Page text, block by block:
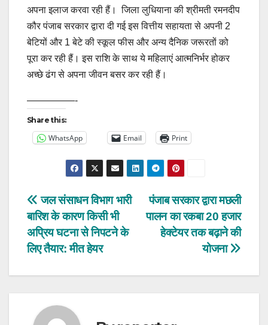
अपना इलाज करवा रही हैं। जिला लुधियाना की श्रीमती रमनदीप
कौर पंजाब सरकार द्वारा दी गई इस वित्तीय सहायता से अपनी 2
बेटियों और 1 बेटे की स्कूल फीस और अन्य दैनिक जरूरतों को
पूरा कर रही हैं। इस राशि के साथ ये महिलाएं आत्मनिर्भर होकर
अच्छे ढंग से अपना जीवन बसर कर रही हैं।
—————-
Share this:
WhatsApp Email Print
Post
navigation
पंजाब सरकार द्वारा मछली
पालन का रकबा 20 हजार
हेक्टेयर तक बढ़ाने की
योजना
जल संसाधन विभाग भारी
बारिश के कारण किसी भी
अप्रिय घटना से निपटने के
लिए तैयार: मीत हेयर